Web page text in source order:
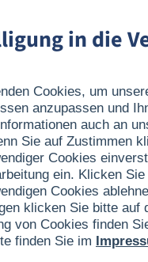
mit
haben? Beides
feine Schokolade
in die
Cookies, um
anzupassen und
auch an
Sie auf Zustimmen
Cookies
ein. Klicken
Cookies
klicken Sie bitte auf
von Cookies finden
finden Sie im